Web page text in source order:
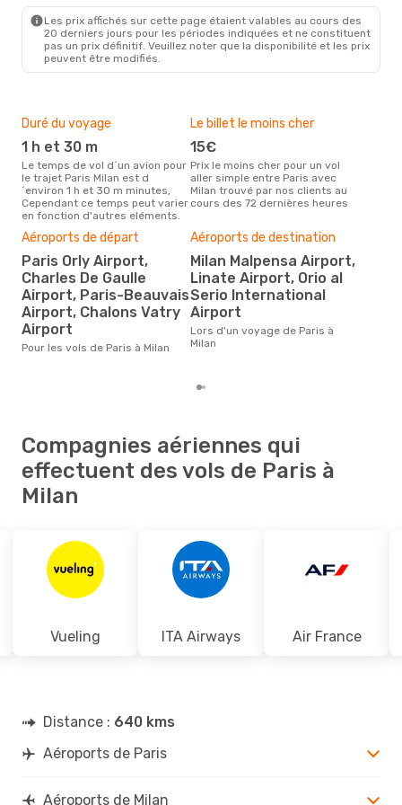
Les prix affichés sur cette page étaient valables au cours des
20 derniers jours pour les périodes indiquées et ne constituent
pas un prix définitif. Veuillez noter que la disponibilité et les prix
peuvent être modifiés.
Duré du voyage
1 h et 30 m
Le temps de vol d´un avion pour
le trajet Paris Milan est d
´environ 1 h et 30 m minutes,
Cependant ce temps peut varier
en fonction d'autres eléments.
Le billet le moins cher
15€
Prix le moins cher pour un vol
aller simple entre Paris avec
Milan trouvé par nos clients au
cours des 72 dernières heures
Aéroports de départ
Paris Orly Airport,
Charles De Gaulle
Airport, Paris-Beauvais
Airport, Chalons Vatry
Airport
Pour les vols de Paris à Milan
Aéroports de destination
Milan Malpensa Airport,
Linate Airport, Orio al
Serio International
Airport
Lors d'un voyage de Paris à
Milan
Compagnies aériennes qui
effectuent des vols de Paris à
Milan
Vueling ITA Airways Air France
Distance : 640 kms
Aéroports de Paris
Aéroports de Milan